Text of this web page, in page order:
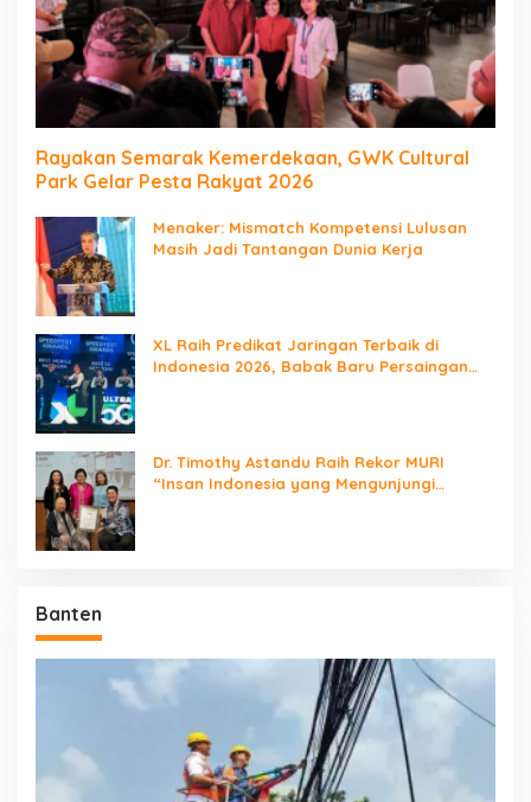
Rayakan Semarak Kemerdekaan, GWK Cultural
Park Gelar Pesta Rakyat 2026
Menaker: Mismatch Kompetensi Lulusan
Masih Jadi Tantangan Dunia Kerja
XL Raih Predikat Jaringan Terbaik di
Indonesia 2026, Babak Baru Persaingan
Dr. Timothy Astandu Raih Rekor MURI
“Insan Indonesia yang Mengunjungi
Banten